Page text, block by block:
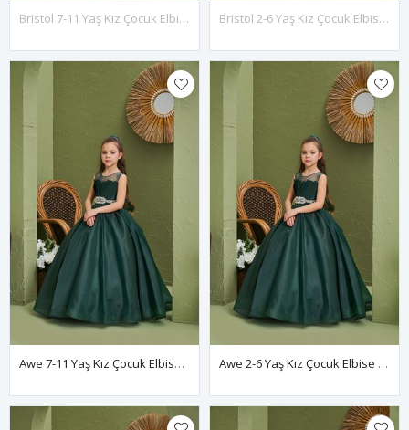
Bristol 7-11 Yaş Kız Çocuk Elbise 30168 Bebe Mavi Bristol 2-6 Yaş Kız Çocuk Elbise 20168 Somon
Awe 7-11 Yaş Kız Çocuk Elbise 30166 Yeşil Awe 2-6 Yaş Kız Çocuk Elbise 20166 Yeşil